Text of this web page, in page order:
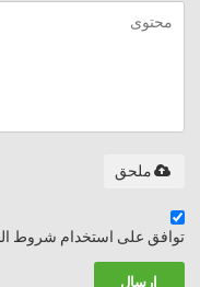
ملحق
توافق على استخدام شروط
إرسال